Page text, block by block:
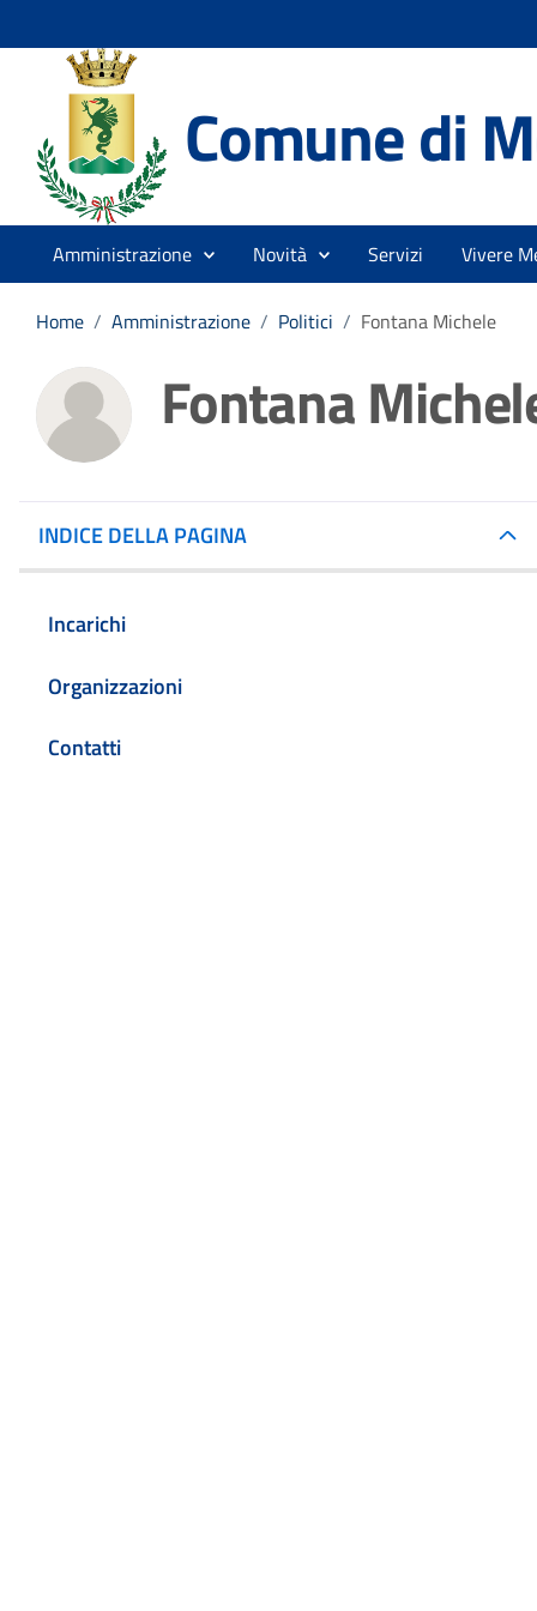
Comune di
Amministrazione Novità Servizi Vivere
Home / Amministrazione / Politici / Fontana Michele
Fontana
INDICE DELLA PAGINA
Incarichi
Organizzazioni
Contatti